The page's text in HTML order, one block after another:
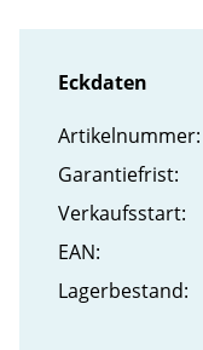
Eckdaten
Artikel­nummer:
Garantiefrist:
Verkaufs­start:
EAN:
Lager­bestand: